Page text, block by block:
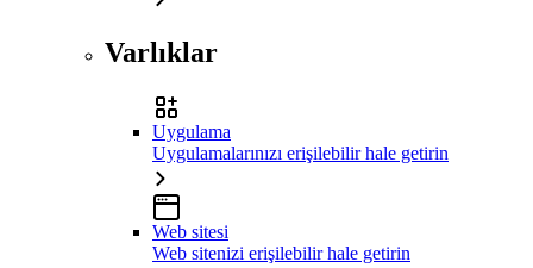
Varlıklar
Uygulama
Uygulamalarınızı erişilebilir hale getirin
Web sitesi
Web sitenizi erişilebilir hale getirin